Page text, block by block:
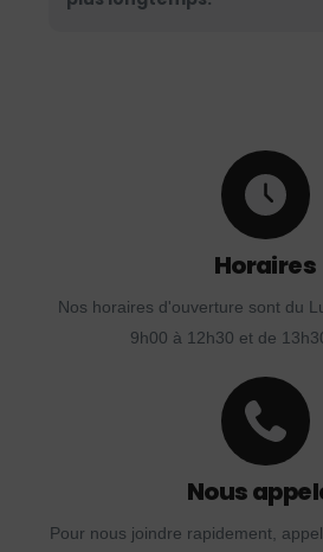
Horaires
Nos horaires d'ouverture sont du
9h00 à 12h30 et de
Nous
Pour nous joindre rapidement,